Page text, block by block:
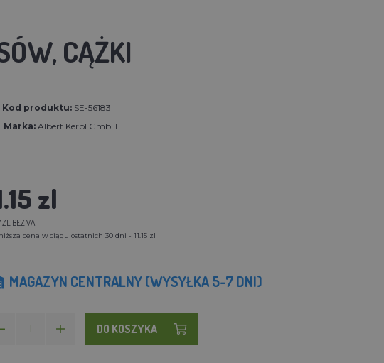
CĄŻKI
Kod produktu: SE-56183
Marka: Albert Kerbl GmbH
zl
BEZ VAT
cena w ciągu ostatnich 30 dni - 11.15 zl
MAGAZYN CENTRALNY (WYSYŁKA 5-7 DNI)
DO KOSZYKA